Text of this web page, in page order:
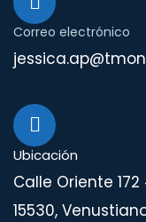
Correo electrónico
Ubicación
Calle Oriente 172
15530,